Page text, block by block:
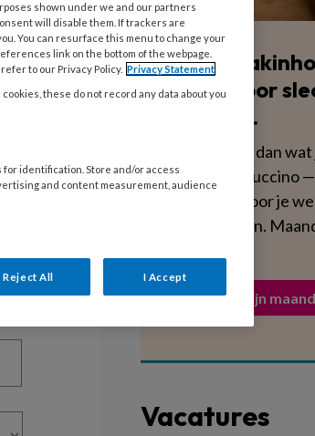
Blijf
scherp voor
per week.
Dat is minder dan
aan een cappuccino
voedzamer voor je
verplichtingen.
Activeer mijn
Vacatures
shown under we and our partners
will disable them. If trackers are
You can resurface this menu to change your
link on the bottom of the webpage.
to our Privacy Policy. Privacy Statement
these do not record any data about you
identification. Store and/or access
and content measurement, audience
Reject All I Accept